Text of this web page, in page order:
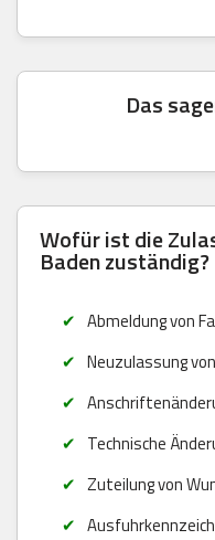
Das
Wofür ist die
Baden zuständig?
Abmeldung von
Neuzulassung
Technische
Zuteilung von